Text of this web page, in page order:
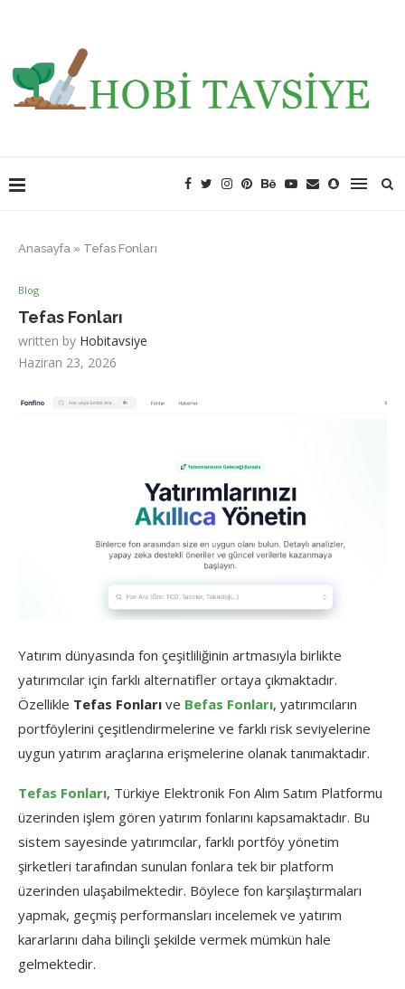
Anasayfa » Tefas Fonları
Blog
Tefas Fonları
written by Hobitavsiye
Haziran 23, 2026
Yatırım dünyasında fon çeşitliliğinin artmasıyla birlikte
yatırımcılar için farklı alternatifler ortaya çıkmaktadır.
Özellikle Tefas Fonları ve Befas Fonları, yatırımcıların
portföylerini çeşitlendirmelerine ve farklı risk seviyelerine
uygun yatırım araçlarına erişmelerine olanak tanımaktadır.
Tefas Fonları, Türkiye Elektronik Fon Alım Satım Platformu
üzerinden işlem gören yatırım fonlarını kapsamaktadır. Bu
sistem sayesinde yatırımcılar, farklı portföy yönetim
şirketleri tarafından sunulan fonlara tek bir platform
üzerinden ulaşabilmektedir. Böylece fon karşılaştırmaları
yapmak, geçmiş performansları incelemek ve yatırım
kararlarını daha bilinçli şekilde vermek mümkün hale
gelmektedir.